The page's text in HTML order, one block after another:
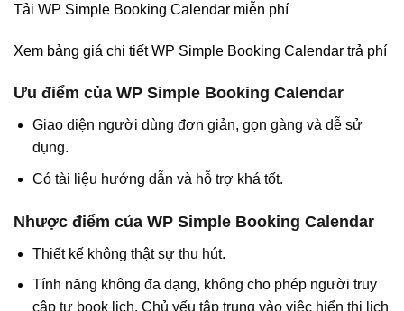
Tải WP Simple Booking Calendar miễn phí
Xem bảng giá chi tiết WP Simple Booking Calendar trả phí
Ưu điểm của WP Simple Booking Calendar
Giao diện người dùng đơn giản, gọn gàng và dễ sử
dụng.
Có tài liệu hướng dẫn và hỗ trợ khá tốt.
Nhược điểm của WP Simple Booking Calendar
Thiết kế không thật sự thu hút.
Tính năng không đa dạng, không cho phép người truy
cập tự book lịch. Chủ yếu tập trung vào việc hiển thị lịch